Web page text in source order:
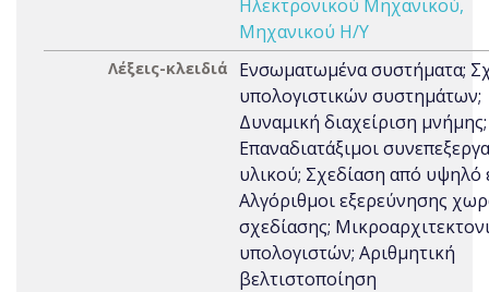
Ηλεκτρονικού Μηχανικού,
Μηχανικού Η/Υ
Λέξεις-κλειδιά
Ενσωματωμένα συστήματα;
υπολογιστικών συστημάτων;
Δυναμική διαχείριση μνήμης;
Επαναδιατάξιμοι
υλικού; Σχεδίαση από υψηλό
Αλγόριθμοι εξερεύνησης
σχεδίασης;
υπολογιστών; Αριθμητική
βελτιστοποίηση